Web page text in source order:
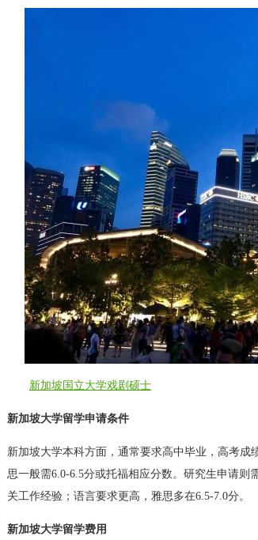
新加坡国立大学戏剧硕士
新加坡大学留学申请条件
新加坡大学本科方面，通常要求高中毕业，高考
思一般需6.0-6.5分或托福相应分数。研究生申请则
关工作经验；语言要求更高，雅思多在6.5-7.0分。
新加坡大学留学费用